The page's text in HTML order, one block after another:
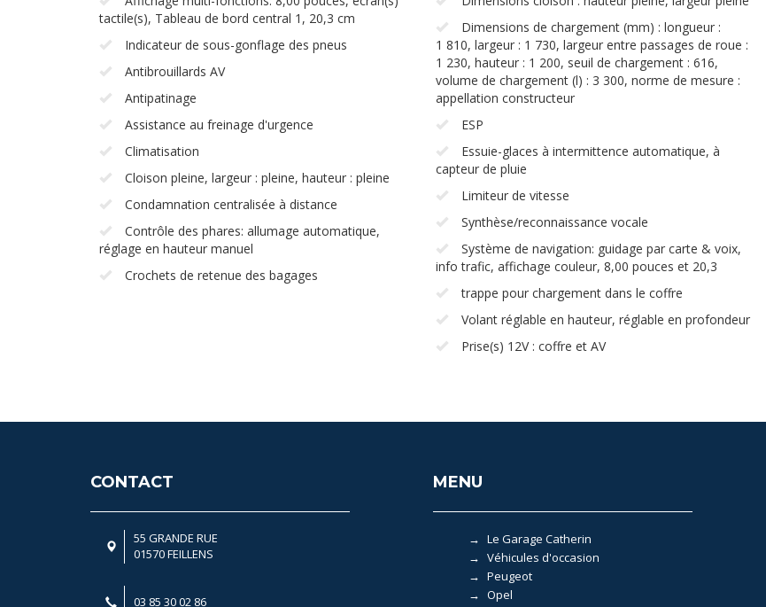
tactile(s), Tableau de bord central 1, 20,3 cm
Indicateur de sous-gonflage des pneus
Antibrouillards AV
Antipatinage
Assistance au freinage d'urgence
Climatisation
Cloison pleine, largeur : pleine, hauteur : pleine
Condamnation centralisée à distance
Contrôle des phares: allumage automatique,
réglage en hauteur manuel
Crochets de retenue des bagages
Dimensions de chargement (mm) : longueur :
1 810, largeur : 1 730, largeur entre passages de roue :
1 230, hauteur : 1 200, seuil de chargement : 616,
volume de chargement (l) : 3 300, norme de mesure :
appellation constructeur
ESP
Essuie-glaces à intermittence automatique, à
capteur de pluie
Limiteur de vitesse
Synthèse/reconnaissance vocale
Système de navigation: guidage par carte & voix,
info trafic, affichage couleur, 8,00 pouces et 20,3
trappe pour chargement dans le coffre
Volant réglable en hauteur, réglable en profondeur
Prise(s) 12V : coffre et AV
CONTACT
55 GRANDE RUE
01570 FEILLENS
03 85 30 02 86
MENU
Le Garage Catherin
Véhicules d'occasion
Peugeot
Opel